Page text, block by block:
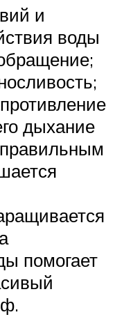
и
воды
дыхание
помогает